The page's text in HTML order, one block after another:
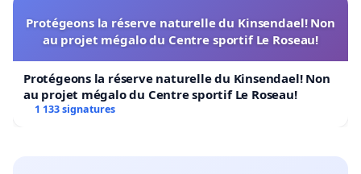
Protégeons la réserve naturelle du Kinsendael! Non
au projet mégalo du Centre sportif Le Roseau!
Protégeons la réserve naturelle du Kinsendael! Non
au projet mégalo du Centre sportif Le Roseau!
1 133 signatures